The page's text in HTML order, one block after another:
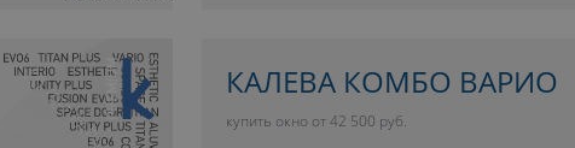
КАЛЕВА КОМБО ВАРИО
купить окно от 42 500 руб.